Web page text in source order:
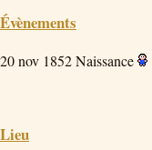
Évènements
20 nov 1852Naissance
Lieu